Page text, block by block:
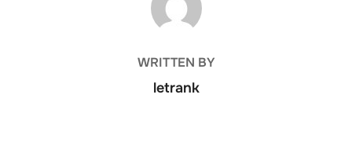
WRITTEN BY
letrank